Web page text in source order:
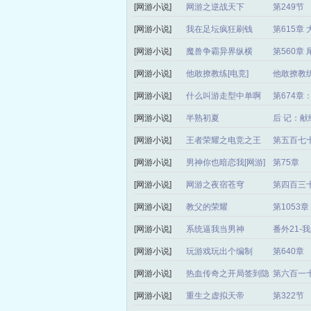
[网游小说] 网游之逆战天下 第249节
[网游小说] 我在足坛疯狂刷钱 第615章
[网游小说] 魔兽争霸异界纵横 第560章
[网游小说] 他敢撩教练[电竞] 他敢撩教
[网游小说] 什么叫游走型中单啊 第674章
[网游小说] 半熟初夏 后 记：献
[网游小说] 王者荣耀之电竞之王 第五百七
[网游小说] 男神你也暗恋我[网游] 第75章
[网游小说] 网游之夜宿苍穹 第四百三
[网游小说] 教父的荣耀 第1053章
[网游小说] 系统逼我当男神 番外21-
[网游小说] 玩游戏玩出个编制 第640章
[网游小说]
热血传奇之开局签到隐
身戒指
第六百一
[网游小说] 重生之虚拟天帝 第322节